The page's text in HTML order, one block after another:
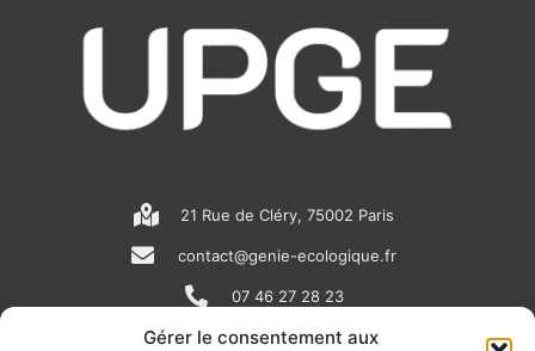
Gérer le consentement aux
21 Rue de Cléry, 75002 Paris
contact@genie-ecologique.fr
07 46 27 28 23